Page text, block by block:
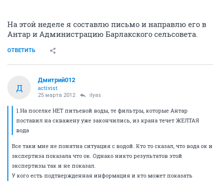
На этой неделе я составлю письмо и направлю его в
Антар и Администрацию Барлакского сельсовета.
ОТВЕТИТЬ
Д
Дмитрий012
activist
25 марта 2012 ilyas
1.На поселке НЕТ питьевой воды, те фильтры, которые Антар
поставил на скважену уже закончились, из крана течет ЖЕЛТАЯ
вода
Все таки мне не понятна ситуация с водой. Кто то сказал, что вода ок и
экспертиза показала что ок. Однако никто результатов этой
экспертизы так и не показал.
У кого есть подтвержденная информация и кто может показать